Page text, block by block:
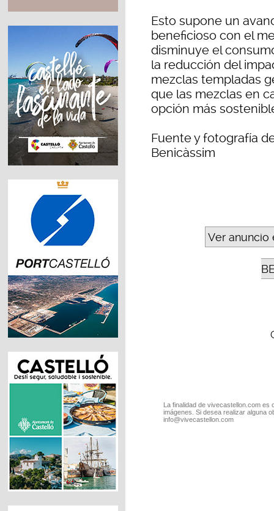
Esto supone un
beneficioso con el
disminuye el
la reducción del
mezclas templadas
que las mezclas en
opción más
Fuente y fotografía
Benicàssim
Ver anuncio
La finalidad de vivecastellon.com
imágenes. Si desea realizar alguna
info@vivecastellon.com